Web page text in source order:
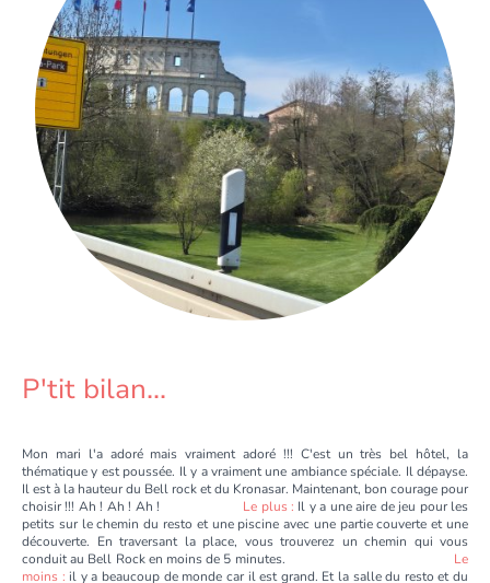
P'tit bilan...
Mon mari l'a adoré mais vraiment adoré !!! C'est un très bel hôtel, la
thématique y est poussée. Il y a vraiment une ambiance spéciale. Il dépayse.
Il est à la hauteur du Bell rock et du Kronasar. Maintenant, bon courage pour
choisir !!! Ah ! Ah ! Ah ! Le plus : Il y a une aire de jeu pour les
petits sur le chemin du resto et une piscine avec une partie couverte et une
découverte. En traversant la place, vous trouverez un chemin qui vous
conduit au Bell Rock en moins de 5 minutes. Le
moins : il y a beaucoup de monde car il est grand. Et la salle du resto et du